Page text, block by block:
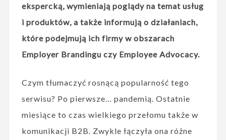
ekspercką, wymieniają poglądy na temat usług
i produktów, a także informują o działaniach,
które podejmują ich firmy w obszarach
Employer Brandingu czy Employee Advocacy.
Czym tłumaczyć rosnącą popularność tego
serwisu? Po pierwsze… pandemią. Ostatnie
miesiące to czas wielkiego przełomu także w
komunikacji B2B. Zwykle łączyła ona różne